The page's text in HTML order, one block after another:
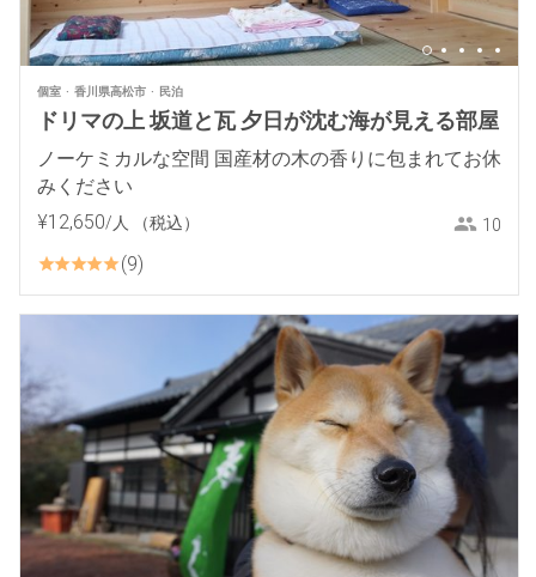
個室 香川県高松市 民泊
ドリマの上 坂道と瓦 夕日が沈む海が見える部屋
ノーケミカルな空間 国産材の木の香りに包まれてお休
みください
¥12,650/人 （税込） 10
9